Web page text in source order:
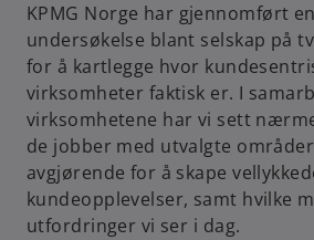
KPMG Norge har gjennomført
undersøkelse blant selskap på
for å kartlegge hvor
virksomheter faktisk er. I
virksomhetene har vi sett
de jobber med utvalgte
avgjørende for å skape
kundeopplevelser, samt hvilke
utfordringer vi ser i dag.